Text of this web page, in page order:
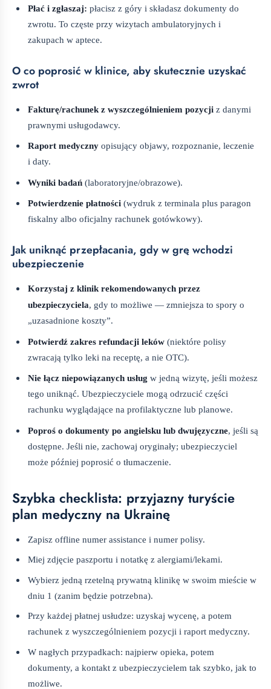
Płać i zgłaszaj: płacisz z góry i składasz dokumenty do
zwrotu. To częste przy wizytach ambulatoryjnych i
zakupach w aptece.
O co poprosić w klinice, aby skutecznie uzyskać
zwrot
Fakturę/rachunek z wyszczególnieniem pozycji z danymi
prawnymi usługodawcy.
Raport medyczny opisujący objawy, rozpoznanie, leczenie
i daty.
Wyniki badań (laboratoryjne/obrazowe).
Potwierdzenie płatności (wydruk z terminala plus paragon
fiskalny albo oficjalny rachunek gotówkowy).
Jak uniknąć przepłacania, gdy w grę wchodzi
ubezpieczenie
Korzystaj z klinik rekomendowanych przez
ubezpieczyciela, gdy to możliwe — zmniejsza to spory o
„uzasadnione koszty”.
Potwierdź zakres refundacji leków (niektóre polisy
zwracają tylko leki na receptę, a nie OTC).
Nie łącz niepowiązanych usług w jedną wizytę, jeśli możesz
tego uniknąć. Ubezpieczyciele mogą odrzucić części
rachunku wyglądające na profilaktyczne lub planowe.
Poproś o dokumenty po angielsku lub dwujęzyczne, jeśli są
dostępne. Jeśli nie, zachowaj oryginały; ubezpieczyciel
może później poprosić o tłumaczenie.
Szybka checklista: przyjazny turyście
plan medyczny na Ukrainę
Zapisz offline numer assistance i numer polisy.
Miej zdjęcie paszportu i notatkę z alergiami/lekami.
Wybierz jedną rzetelną prywatną klinikę w swoim mieście w
dniu 1 (zanim będzie potrzebna).
Przy każdej płatnej usłudze: uzyskaj wycenę, a potem
rachunek z wyszczególnieniem pozycji i raport medyczny.
W nagłych przypadkach: najpierw opieka, potem
dokumenty, a kontakt z ubezpieczycielem tak szybko, jak to
możliwe.